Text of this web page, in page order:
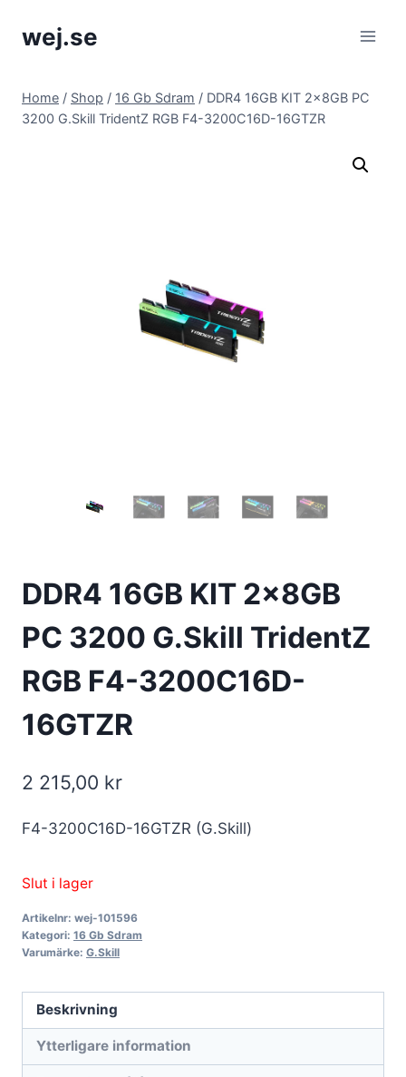
wej.se
Home / Shop / 16 Gb Sdram / DDR4 16GB KIT 2x8GB PC
3200 G.Skill TridentZ RGB F4-3200C16D-16GTZR
DDR4 16GB KIT 2x8GB
PC 3200 G.Skill TridentZ
RGB F4-3200C16D-
16GTZR
2 215,00 kr
F4-3200C16D-16GTZR (G.Skill)
Slut i lager
Artikelnr: wej-101596
Kategori: 16 Gb Sdram
Varumärke: G.Skill
Beskrivning
Ytterligare information